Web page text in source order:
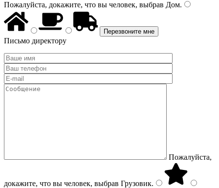
Пожалуйста, докажите, что вы человек, выбрав Дом.
Письмо директору
Пожалуйста,
докажите, что вы человек, выбрав Грузовик.